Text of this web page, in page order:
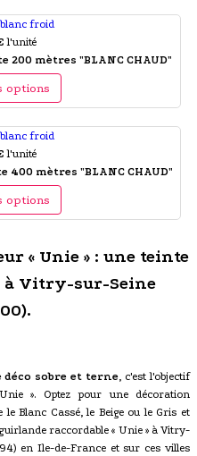
l'unité
mètres "BLANC CHAUD"
options
l'unité
mètres "BLANC CHAUD"
options
« Unie » : une teinte
à Vitry-sur-Seine
sobre et terne, c'est l'objectif
». Optez pour une décoration
Blanc Cassé, le Beige ou le Gris et
raccordable « Unie » à Vitry-
en Ile-de-France et sur ces villes